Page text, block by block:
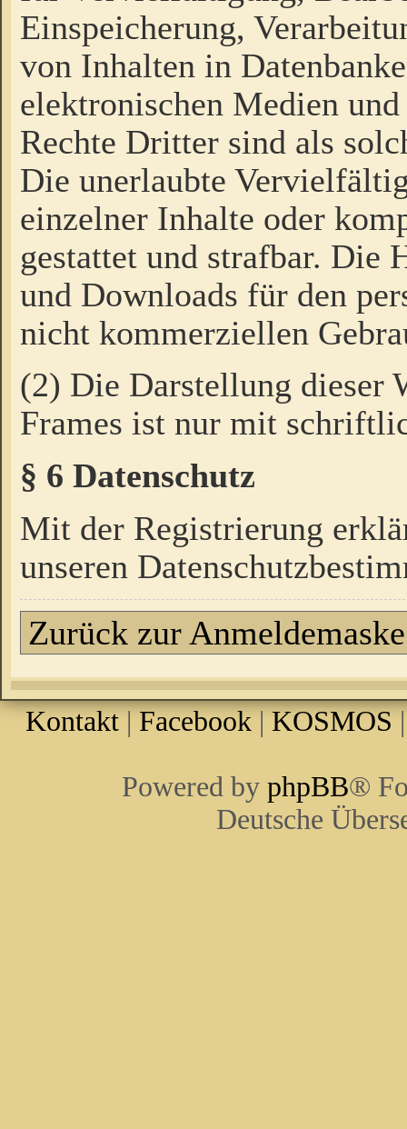
Einspeicherung,
von Inhalten in
elektronischen Medien
Rechte Dritter sind als
Die unerlaubte
einzelner Inhalte oder
gestattet und strafbar. Die
und Downloads für den
nicht kommerziellen
(2) Die Darstellung dieser
Frames ist nur mit
§ 6 Datenschutz
Mit der Registrierung
unseren
Zurück zur Anmeldemaske
Kontakt | Facebook | KOSMOS
Powered by phpBB®
Deutsche